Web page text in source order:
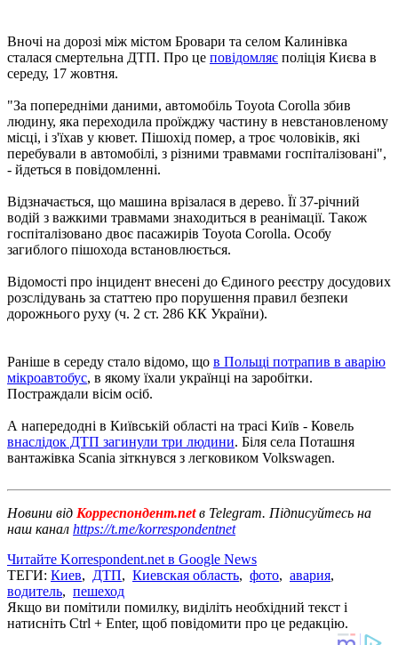
Вночі на дорозі між містом Бровари та селом Калинівка
сталася смертельна ДТП. Про це повідомляє поліція Києва в
середу, 17 жовтня.
"За попередніми даними, автомобіль Toyota Corolla збив
людину, яка переходила проїжджу частину в невстановленому
місці, і з'їхав у кювет. Пішохід помер, а троє чоловіків, які
перебували в автомобілі, з різними травмами госпіталізовані",
- йдеться в повідомленні.
Відзначається, що машина врізалася в дерево. Її 37-річний
водій з важкими травмами знаходиться в реанімації. Також
госпіталізовано двоє пасажирів Toyota Corolla. Особу
загиблого пішохода встановлюється.
Відомості про інцидент внесені до Єдиного реєстру досудових
розслідувань за статтею про порушення правил безпеки
дорожнього руху (ч. 2 ст. 286 КК України).
Раніше в середу стало відомо, що в Польщі потрапив в аварію
мікроавтобус, в якому їхали українці на заробітки.
Постраждали вісім осіб.
А напередодні в Київській області на трасі Київ - Ковель
внаслідок ДТП загинули три людини. Біля села Поташня
вантажівка Scania зіткнувся з легковиком Volkswagen.
Новини від Корреспондент.netв Telegram. Підписуйтесь на
наш канал https://t.me/korrespondentnet
Читайте Korrespondent.net в Google News
ТЕГИ: Киев, ДТП, Киевская область, фото, авария,
водитель, пешеход
Якщо ви помітили помилку, виділіть необхідний текст і
натисніть Ctrl + Enter, щоб повідомити про це редакцію.